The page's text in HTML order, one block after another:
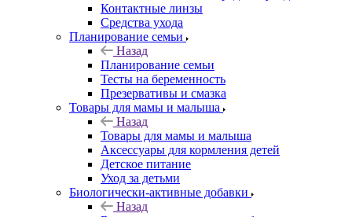
Контактные линзы
Средства ухода
Планирование семьи
Назад
Планирование семьи
Тесты на беременность
Презервативы и смазка
Товары для мамы и малыша
Назад
Товары для мамы и малыша
Аксессуары для кормления детей
Детское питание
Уход за детьми
Биологически-активные добавки
Назад